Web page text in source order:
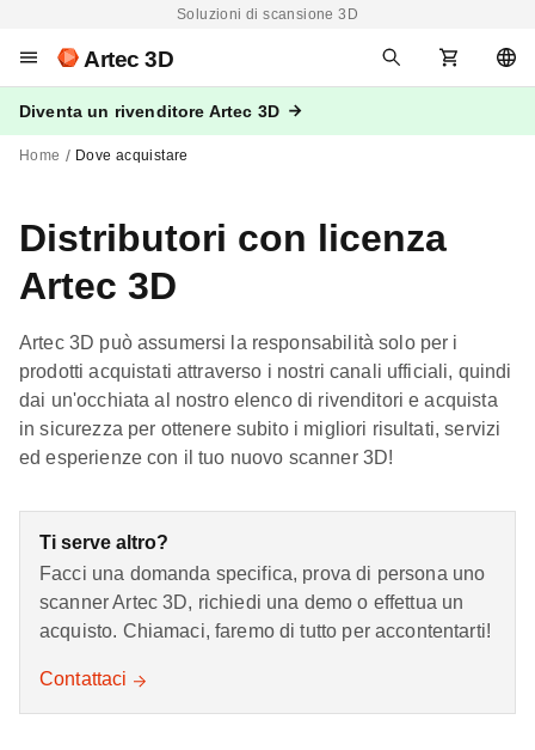
Soluzioni di scansione 3D
Artec 3D
Diventa un rivenditore Artec 3D
Home Dove acquistare
Distributori con licenza
Artec 3D
Artec 3D può assumersi la responsabilità solo per i
prodotti acquistati attraverso i nostri canali ufficiali, quindi
dai un'occhiata al nostro elenco di rivenditori e acquista
in sicurezza per ottenere subito i migliori risultati, servizi
ed esperienze con il tuo nuovo scanner 3D!
Ti serve altro?
Facci una domanda specifica, prova di persona uno
scanner Artec 3D, richiedi una demo o effettua un
acquisto. Chiamaci, faremo di tutto per accontentarti!
Contattaci